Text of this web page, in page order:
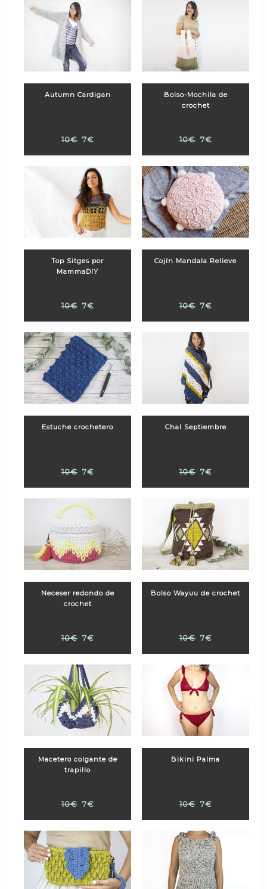
Autumn Cardigan
10€ 7€
Bolso-Mochila de
crochet
10€ 7€
Top Sitges por
MammaDIY
10€ 7€
Cojín Mandala Relieve
10€ 7€
Estuche crochetero
10€ 7€
Chal Septiembre
10€ 7€
Neceser redondo de
crochet
10€ 7€
Bolso Wayuu de crochet
10€ 7€
Macetero colgante de
trapillo
10€ 7€
Bikini Palma
10€ 7€